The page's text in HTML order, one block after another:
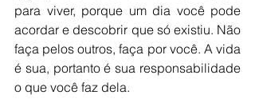
para viver, porque um dia você pode
acordar e descobrir que só existiu. Não
faça pelos outros, faça por você. A vida
é sua, portanto é sua responsabilidade
o que você faz dela.